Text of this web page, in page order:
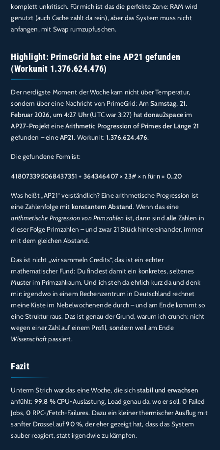
komplett unkritisch. Für mich ist das die perfekte Zone: RAM wird
genutzt (auch Cache zählt da rein), aber das System muss nicht
anfangen, mit Swap rumzupfuschen.
Highlight: PrimeGrid hat eine AP21 gefunden
(Workunit 1.376.624.476)
Der nerdigste Moment der Woche kam nicht über Temperatur,
sondern über eine Nachricht von PrimeGrid: AmSamstag, 21.
Februar 2026, um 4:27 Uhr(UTC war 3:27) hatdonau2spaceim
AP27-ProjekteineArithmetic Progression of Primes der Länge 21
gefunden – eineAP21. Workunit:1.376.624.476.
Die gefundene Form ist:
418073395068437351 + 364346407 × 23# × n fürn = 0..20
Was heißt „AP21“ verständlich? Eine arithmetische Progression ist
eine Zahlenfolge mit konstantem Abstand. Wenn das eine
arithmetische Progression von Primzahlen ist, dann sind alle Zahlen in
dieser Folge Primzahlen – und zwar 21 Stück hintereinander, immer
mit dem gleichen Abstand.
Das ist nicht „wir sammeln Credits“, das ist ein echter
mathematischer Fund: Du findest damit ein konkretes, seltenes
Muster im Primzahlraum. Und ich steh da ehrlich kurz da und denk
mir: irgendwo in einem Rechenzentrum in Deutschland rechnet
meine Kiste im Nebelwochenende durch – und am Ende kommt so
eine Struktur raus. Das ist genau der Grund, warum ich crunch: nicht
wegen einer Zahl auf einem Profil, sondern weil am Ende
Wissenschaftpassiert.
Fazit
Unterm Strich war das eine Woche, die sichstabil und erwachsen
anfühlt: 99,8 %CPU-Auslastung, Load genau da, wo er soll,0 Failed
Jobs,0 RPC-/Fetch-Failures. Dazu ein kleiner thermischer Ausflug mit
sanfter Drossel auf90 %, der eher gezeigt hat, dass das System
sauber reagiert, statt irgendwie zu kämpfen.